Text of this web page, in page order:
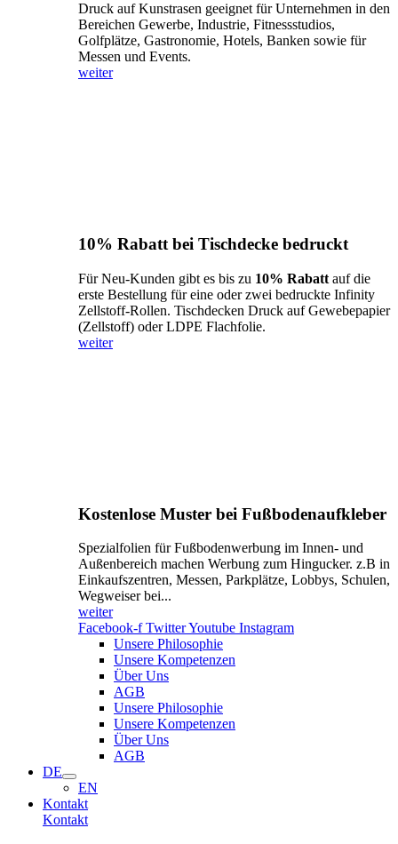
Druck auf Kunstrasen geeignet für Unternehmen in den
Bereichen Gewerbe, Industrie, Fitnessstudios,
Golfplätze, Gastronomie, Hotels, Banken sowie für
Messen und Events.
weiter
10% Rabatt bei Tischdecke bedruckt
Für Neu-Kunden gibt es bis zu 10% Rabatt auf die
erste Bestellung für eine oder zwei bedruckte Infinity
Zellstoff-Rollen. Tischdecken Druck auf Gewebepapier
(Zellstoff) oder LDPE Flachfolie.
weiter
Kostenlose Muster bei Fußbodenaufkleber
Spezialfolien für Fußbodenwerbung im Innen- und
Außenbereich machen Werbung zum Hingucker. z.B in
Einkaufszentren, Messen, Parkplätze, Lobbys, Schulen,
Wegweiser bei...
weiter
Facebook-f TwitterYoutube Instagram
Unsere Philosophie
Unsere Kompetenzen
Über Uns
AGB
Unsere Philosophie
Unsere Kompetenzen
Über Uns
AGB
DE
EN
Kontakt
Kontakt